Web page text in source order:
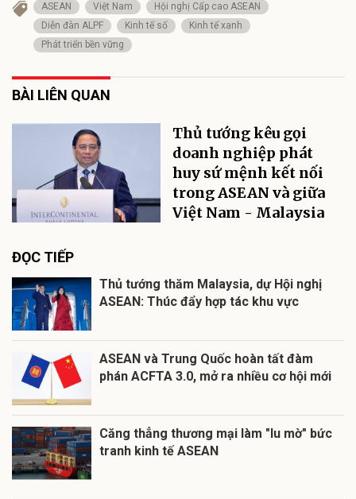
ASEAN Việt Nam
Hội nghị Cấp cao ASEAN
Diễn đàn ALPF
Kinh tế số
Kinh tế xanh
Phát triển bền vững
BÀI LIÊN QUAN
Thủ tướng kêu gọi
doanh nghiệp phát
huy sứ mệnh kết nối
trong ASEAN và giữa
Việt Nam - Malaysia
ĐỌC TIẾP
Thủ tướng thăm Malaysia, dự Hội nghị
ASEAN: Thúc đẩy hợp tác khu vực
ASEAN và Trung Quốc hoàn tất đàm
phán ACFTA 3.0, mở ra nhiều cơ hội mới
Căng thẳng thương mại làm "lu mờ" bức
tranh kinh tế ASEAN